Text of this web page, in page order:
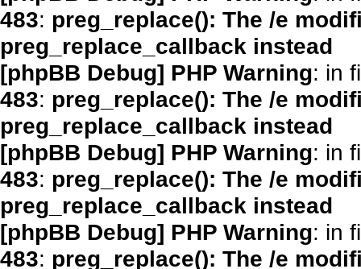
483: preg_replace(): The /e
preg_replace_callback instead
[phpBB Debug] PHP Warning: in
483: preg_replace(): The /e
preg_replace_callback instead
[phpBB Debug] PHP Warning: in
483: preg_replace(): The /e
preg_replace_callback instead
[phpBB Debug] PHP Warning: in
483: preg_replace(): The /e